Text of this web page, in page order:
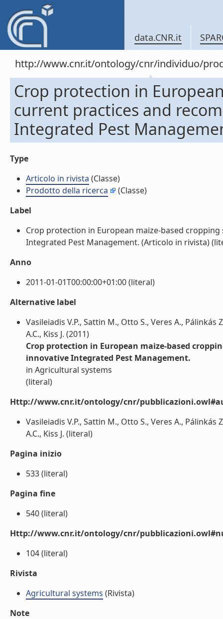
data.CNR.it
http://www.cnr.it/ontology/cnr/individuo/
Crop protection in
current practices and
Integrated Pest
Type
Articolo in rivista (Classe)
Prodotto della ricerca
(Classe)
Label
Crop protection in European maize-based
Integrated Pest Management. (Articolo in rivista)
Anno
2011-01-01T00:00:00+01:00 (literal)
Alternative label
Vasileiadis V.P., Sattin M., Otto S., Veres A., Pálinkás
A.C., Kiss J. (2011)
Crop protection in European maize-based
innovative Integrated Pest Management.
in Agricultural systems
(literal)
Http://www.cnr.it/ontology/cnr/
Vasileiadis V.P., Sattin M., Otto S., Veres A., Pálinkás
A.C., Kiss J. (literal)
Pagina inizio
533 (literal)
Pagina fine
540 (literal)
Http://www.cnr.it/ontology/cnr/
104 (literal)
Rivista
Agricultural systems (Rivista)
Note